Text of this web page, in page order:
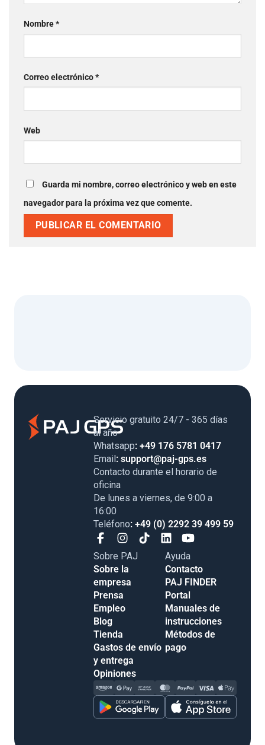
Nombre*
Correo electrónico*
Web
Guarda mi nombre, correo electrónico y web en este
navegador para la próxima vez que comente.
Servicio gratuito 24/7 - 365 días
al año
Whatsapp: +49 176 5781 0417
Email: support@paj-gps.es
Contacto durante el horario de
oficina
De lunes a viernes, de 9:00 a
16:00
Teléfono: +49 (0) 2292 39 499 59
Sobre PAJ
Sobre la
empresa
Prensa
Empleo
Blog
Tienda
Gastos de envío
y entrega
Opiniones
Ayuda
Contacto
PAJ FINDER
Portal
Manuales de
instrucciones
Métodos de
pago